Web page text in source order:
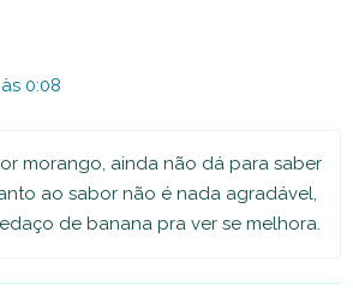
0:08
morango, ainda não dá para saber
ao sabor não é nada agradável,
de banana pra ver se melhora.